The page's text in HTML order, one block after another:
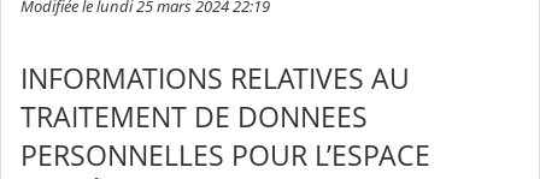
Modifiée le lundi 25 mars 2024 22:19
INFORMATIONS RELATIVES AU
TRAITEMENT DE DONNEES
PERSONNELLES POUR L’ESPACE